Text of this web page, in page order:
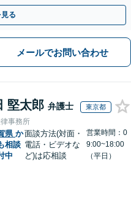
・夜間相談可】
る
メールでお問い合わせ
堅太郎 弁護士 東京都
事務所
県 か
相談
中
面談方法(対面・
電話・ビデオな
ど)は応相談
営業時間：0
9:00~18:00
（平日）